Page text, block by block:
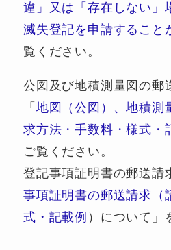
違」又は「存在しない」
滅失登記を申請すること
覧ください。
公図及び地積測量図の郵
「 地図（公図）、地積測
求方法・手数料・様式・
ご覧ください。
登記事項証明書の郵送請
事項証明書の郵送請求（
式・記載例 ）について」